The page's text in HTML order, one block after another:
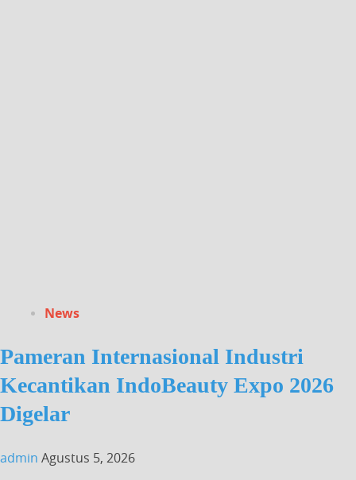
News
Pameran Internasional Industri
Kecantikan IndoBeauty Expo 2026
Digelar
admin Agustus 5, 2026